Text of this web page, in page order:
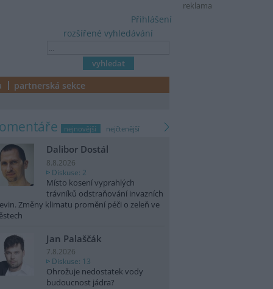
reklama
rozšířené vyhledávání
Přihlášení
partnerská sekce
nejnovější nejčtenější
Dalibor Dostál
8.8.2026
Diskuse: 2
Místo kosení vyprahlých
trávníků odstraňování invazních
Změny klimatu promění péči o zeleň ve
Jan Palaščák
7.8.2026
Diskuse: 13
Ohrožuje nedostatek vody
budoucnost jádra?